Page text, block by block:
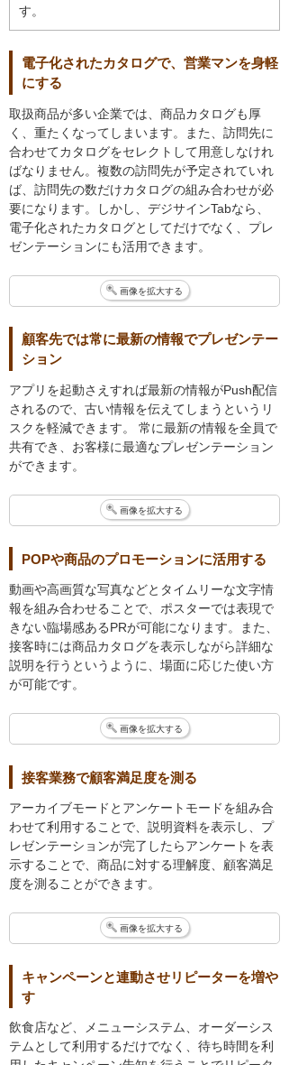
す。
電子化されたカタログで、営業マンを身軽
にする
取扱商品が多い企業では、商品カタログも厚
く、重たくなってしまいます。また、訪問先に
合わせてカタログをセレクトして用意しなけれ
ばなりません。複数の訪問先が予定されていれ
ば、訪問先の数だけカタログの組み合わせが必
要になります。しかし、デジサインTabなら、
電子化されたカタログとしてだけでなく、プレ
ゼンテーションにも活用できます。
画像を拡大する
顧客先では常に最新の情報でプレゼンテー
ション
アプリを起動さえすれば最新の情報がPush配信
されるので、古い情報を伝えてしまうというリ
スクを軽減できます。 常に最新の情報を全員で
共有でき、お客様に最適なプレゼンテーション
ができます。
画像を拡大する
POPや商品のプロモーションに活用する
動画や高画質な写真などとタイムリーな文字情
報を組み合わせることで、ポスターでは表現で
きない臨場感あるPRが可能になります。また、
接客時には商品カタログを表示しながら詳細な
説明を行うというように、場面に応じた使い方
が可能です。
画像を拡大する
接客業務で顧客満足度を測る
アーカイブモードとアンケートモードを組み合
わせて利用することで、説明資料を表示し、プ
レゼンテーションが完了したらアンケートを表
示することで、商品に対する理解度、顧客満足
度を測ることができます。
画像を拡大する
キャンペーンと連動させリピーターを増や
す
飲食店など、メニューシステム、オーダーシス
テムとして利用するだけでなく、待ち時間を利